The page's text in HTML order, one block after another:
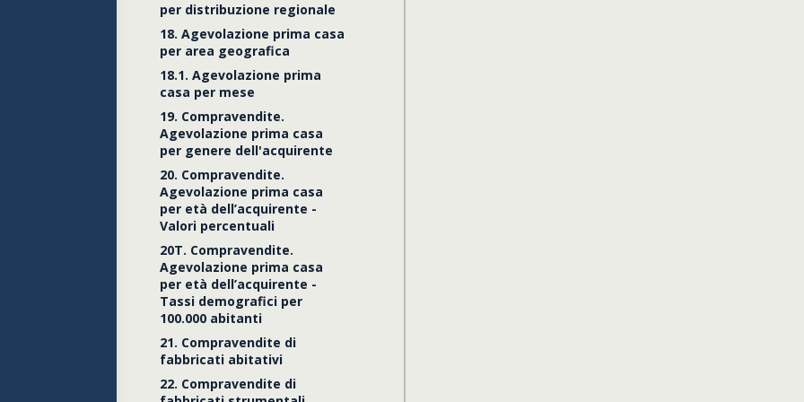
per distribuzione regionale
18. Agevolazione prima casa
per area geografica
18.1. Agevolazione prima
casa per mese
19. Compravendite.
Agevolazione prima casa
per genere dell'acquirente
20. Compravendite.
Agevolazione prima casa
per età dell’acquirente -
Valori percentuali
20T. Compravendite.
Agevolazione prima casa
per età dell’acquirente -
Tassi demografici per
100.000 abitanti
21. Compravendite di
fabbricati abitativi
22. Compravendite di